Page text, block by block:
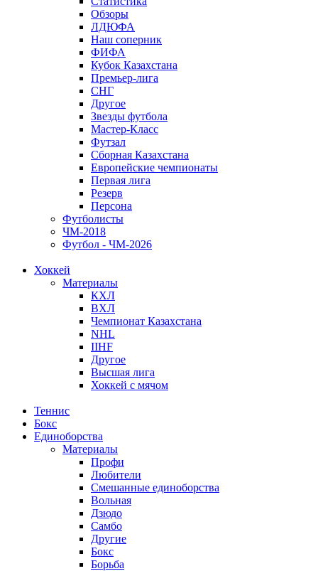
Обзоры
ЛДЮФА
Наш соперник
ФИФА
Кубок Казахстана
Премьер-лига
СНГ
Другое
Звезды футбола
Мастер-Класс
Футзал
Сборная Казахстана
Европейские чемпионаты
Первая лига
Резерв
Персона
Футболисты
ЧМ-2018
Футбол - ЧМ-2026
Хоккей
Материалы
КХЛ
ВХЛ
Чемпионат Казахстана
NHL
IIHF
Другое
Высшая лига
Хоккей с мячом
Теннис
Бокс
Единоборства
Материалы
Профи
Любители
Смешанные единоборства
Вольная
Дзюдо
Самбо
Другие
Бокс
Борьба